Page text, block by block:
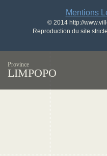
Mentions
© 2014 http://
Reproduction du site
Province
LIMPOPO